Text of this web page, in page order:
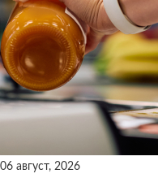
06 август, 2026